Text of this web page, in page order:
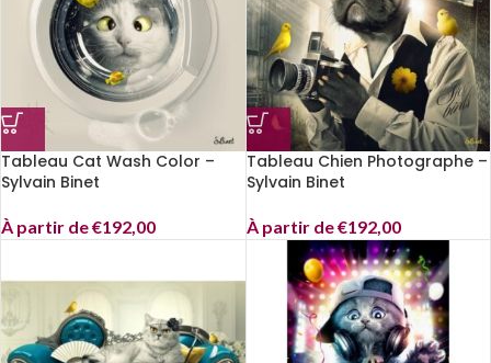
Tableau Cat Wash Color –
Sylvain Binet
À partir de€192,00
Tableau Chien Photographe –
Sylvain Binet
À partir de€192,00